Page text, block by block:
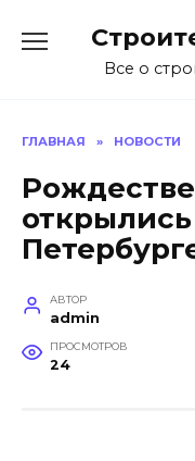
содержаниюВсе о
ГЛАВНАЯ » НОВОСТИ
АВТОР
admin
ПРОСМОТРОВ
24